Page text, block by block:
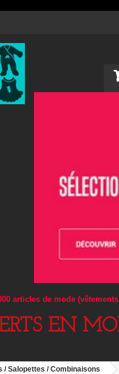
articles de mode
EN
/ Salopettes / Combinaisons